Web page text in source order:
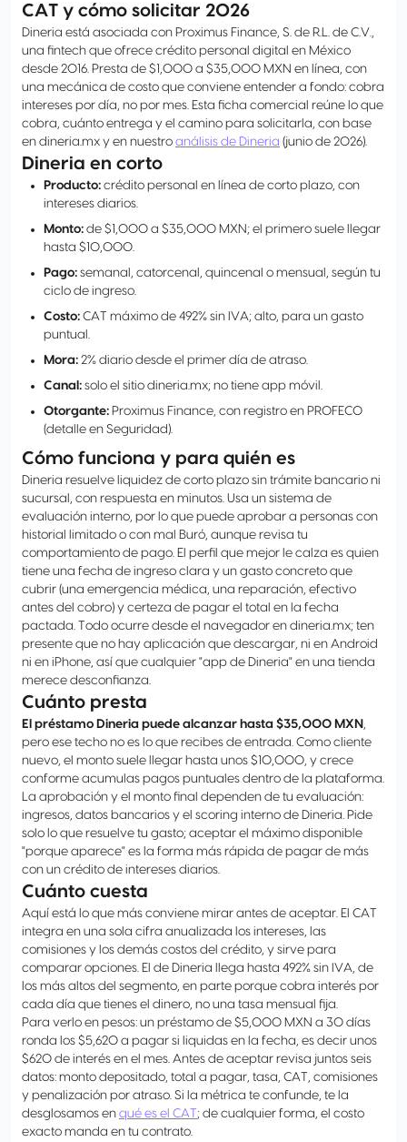
CAT y cómo solicitar 2026
Dineria está asociada con Proximus Finance, S. de R.L. de C.V.,
una fintech que ofrece crédito personal digital en México
desde 2016. Presta de $1,000 a $35,000 MXN en línea, con
una mecánica de costo que conviene entender a fondo: cobra
intereses por día, no por mes. Esta ficha comercial reúne lo que
cobra, cuánto entrega y el camino para solicitarla, con base
en dineria.mx y en nuestro análisis de Dineria (junio de 2026).
Dineria en corto
Producto: crédito personal en línea de corto plazo, con
intereses diarios.
Monto: de $1,000 a $35,000 MXN; el primero suele llegar
hasta $10,000.
Pago: semanal, catorcenal, quincenal o mensual, según tu
ciclo de ingreso.
Costo: CAT máximo de 492% sin IVA; alto, para un gasto
puntual.
Mora: 2% diario desde el primer día de atraso.
Canal: solo el sitio dineria.mx; no tiene app móvil.
Otorgante: Proximus Finance, con registro en PROFECO
(detalle en Seguridad).
Cómo funciona y para quién es
Dineria resuelve liquidez de corto plazo sin trámite bancario ni
sucursal, con respuesta en minutos. Usa un sistema de
evaluación interno, por lo que puede aprobar a personas con
historial limitado o con mal Buró, aunque revisa tu
comportamiento de pago. El perfil que mejor le calza es quien
tiene una fecha de ingreso clara y un gasto concreto que
cubrir (una emergencia médica, una reparación, efectivo
antes del cobro) y certeza de pagar el total en la fecha
pactada. Todo ocurre desde el navegador en dineria.mx; ten
presente que no hay aplicación que descargar, ni en Android
ni en iPhone, así que cualquier "app de Dineria" en una tienda
merece desconfianza.
Cuánto presta
El préstamo Dineria puede alcanzar hasta $35,000 MXN ,
pero ese techo no es lo que recibes de entrada. Como cliente
nuevo, el monto suele llegar hasta unos $10,000, y crece
conforme acumulas pagos puntuales dentro de la plataforma.
La aprobación y el monto final dependen de tu evaluación:
ingresos, datos bancarios y el scoring interno de Dineria. Pide
solo lo que resuelve tu gasto; aceptar el máximo disponible
"porque aparece" es la forma más rápida de pagar de más
con un crédito de intereses diarios.
Cuánto cuesta
Aquí está lo que más conviene mirar antes de aceptar. El CAT
integra en una sola cifra anualizada los intereses, las
comisiones y los demás costos del crédito, y sirve para
comparar opciones. El de Dineria llega hasta 492% sin IVA, de
los más altos del segmento, en parte porque cobra interés por
cada día que tienes el dinero, no una tasa mensual fija.
Para verlo en pesos: un préstamo de $5,000 MXN a 30 días
ronda los $5,620 a pagar si liquidas en la fecha, es decir unos
$620 de interés en el mes. Antes de aceptar revisa juntos seis
datos: monto depositado, total a pagar, tasa, CAT, comisiones
y penalización por atraso. Si la métrica te confunde, te la
desglosamos en qué es el CAT ; de cualquier forma, el costo
exacto manda en tu contrato.